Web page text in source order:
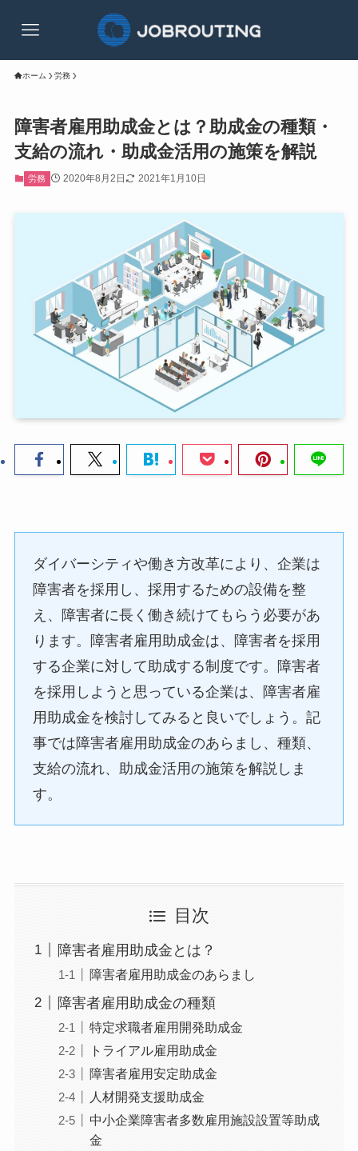
ホーム 労務
障害者雇用助成金とは？助成金の種類・
支給の流れ・助成金活用の施策を解説
労務 2020年8月2日 2021年1月10日
ダイバーシティや働き方改革により、企業は
障害者を採用し、採用するための設備を整
え、障害者に長く働き続けてもらう必要があ
ります。障害者雇用助成金は、障害者を採用
する企業に対して助成する制度です。障害者
を採用しようと思っている企業は、障害者雇
用助成金を検討してみると良いでしょう。記
事では障害者雇用助成金のあらまし、種類、
支給の流れ、助成金活用の施策を解説しま
す。
目次
障害者雇用助成金とは？
障害者雇用助成金のあらまし
障害者雇用助成金の種類
特定求職者雇用開発助成金
トライアル雇用助成金
障害者雇用安定助成金
人材開発支援助成金
中小企業障害者多数雇用施設設置等助成
金